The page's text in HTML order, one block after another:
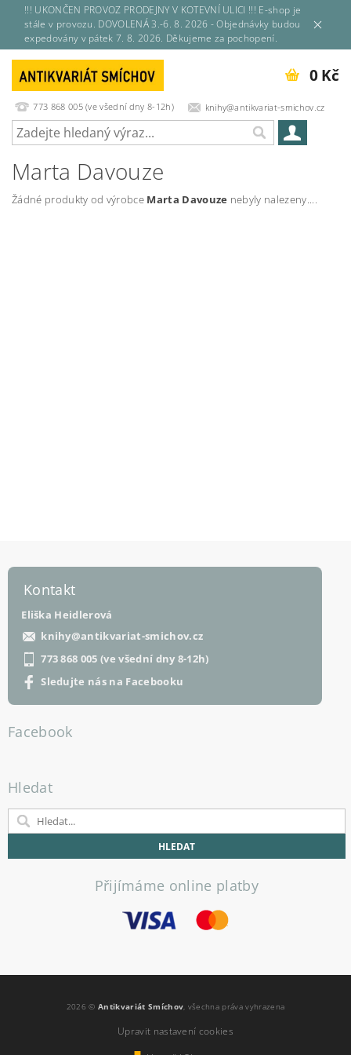
!!! UKONČEN PROVOZ PRODEJNY V KOTEVNÍ ULICI !!! E-shop je
stále v provozu. DOVOLENÁ 3.-6. 8. 2026 - Objednávky budou
expedovány v pátek 7. 8. 2026. Děkujeme za pochopení.
773 868 005 (ve všední dny 8-12h) knihy@antikvariat-smichov.cz
0 Kč
Marta Davouze
Žádné produkty od výrobce Marta Davouze nebyly nalezeny....
Kontakt
Eliška Heidlerová
knihy@antikvariat-smichov.cz
773 868 005 (ve všední dny 8-12h)
Sledujte nás na Facebooku
Facebook
Hledat
Přijímáme online platby
2026 ©Antikvariát Smíchov , všechna práva vyhrazena
Upravit nastavení cookies